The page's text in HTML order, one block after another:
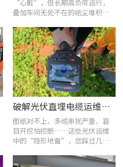
“心脏”，但长期高负荷运行，
叠加车间无处不在的纸尘堆积，
端隐性发热。
破解光伏直埋电缆运维难题：UT689B智能管线探测仪实测纪实
图纸对不上、多缆串扰严重、盲
目开挖怕挖断……这些光伏运维
中的“隐形地雷”，您踩过几